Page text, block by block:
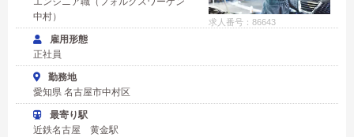
求人番号：86643
中村）
雇用形態
正社員
勤務地
愛知県 名古屋市中村区
最寄り駅
近鉄名古屋 黄金駅